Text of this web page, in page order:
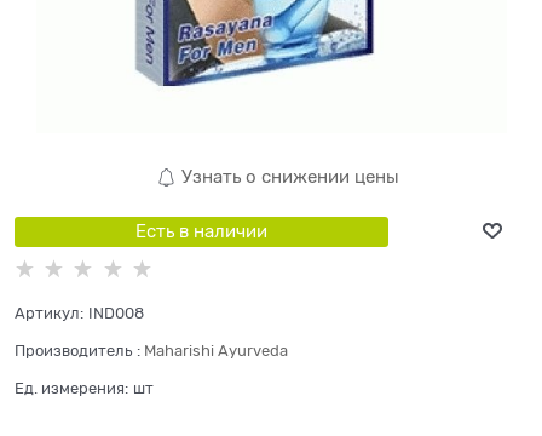
Узнать о снижении цены
Есть в наличии
Артикул: IND008
Производитель : Maharishi Ayurveda
Ед. измерения: шт